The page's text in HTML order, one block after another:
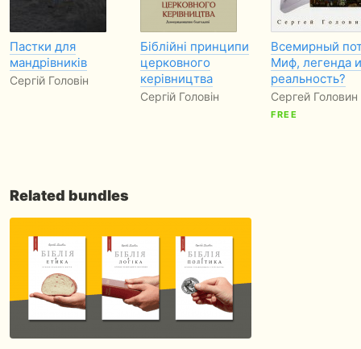
Пастки для
мандрівників
Сергій Головін
Біблійні принципи
церковного
керівництва
Сергій Головін
Всемирный
Миф, легенда
реальность?
Сергей Головин
FREE
Related bundles